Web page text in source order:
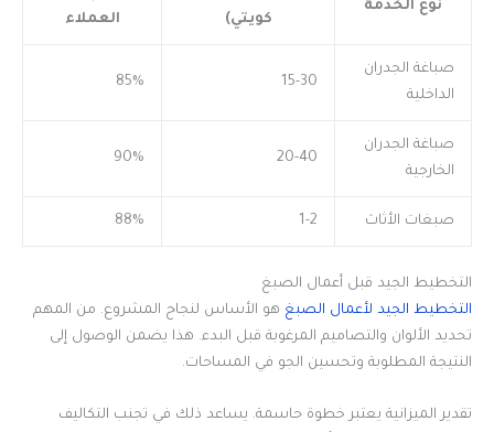
نوع الخدمة
كويتي)
العملاء
صباغة الجدران
الداخلية
15-30
85%
صباغة الجدران
الخارجية
20-40
90%
صبغات الأثاث 1-2
88%
التخطيط الجيد قبل أعمال الصبغ
التخطيط الجيد لأعمال الصبغ هو الأساس لنجاح المشروع. من المهم
تحديد الألوان والتصاميم المرغوبة قبل البدء. هذا يضمن الوصول إلى
النتيجة المطلوبة وتحسين الجو في المساحات.
تقدير الميزانية يعتبر خطوة حاسمة. يساعد ذلك في تجنب التكاليف